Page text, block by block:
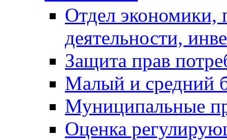
Отдел экономики,
деятельности,
Защита прав
Малый и средний
Муниципальные
Оценка